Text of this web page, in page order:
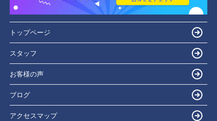
トップページ
スタッフ
お客様の声
ブログ
アクセスマップ